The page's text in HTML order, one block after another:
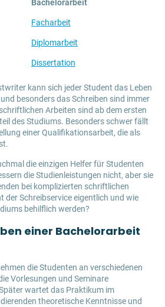
Bachelorarbeit
Facharbeit
Diplomarbeit
Dissertation
kann sich jeder Student das Leben
besonders das Schreiben sind immer
Arbeiten sind ab dem ersten
des Studiums. Besonders schwer fällt
einer Qualifikationsarbeit, die als
die einzigen Helfer für Studenten
die Studienleistungen nicht, aber sie
bei komplizierten schriftlichen
der Schreibservice eigentlich und wie
behilflich werden?
einer Bachelorarbeit
die Studenten an verschiedenen
Vorlesungen und Seminare
wartet das Praktikum im
theoretische Kenntnisse und